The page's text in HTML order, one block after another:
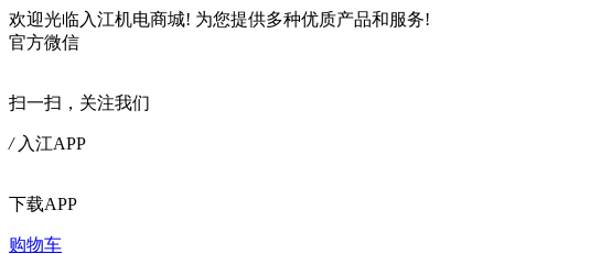
欢迎光临入江机电商城! 为您提供多种优质产品和服务!
官方微信
扫一扫，关注我们
/ 入江APP
下载APP
购物车